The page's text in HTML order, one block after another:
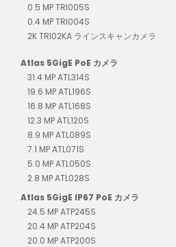
0.5 MP TRI005S
0.4 MP TRI004S
2K TRI02KA ラインスキャンカメラ
Atlas 5GigE PoE カメラ
31.4 MP ATL314S
19.6 MP ATL196S
16.8 MP ATL168S
12.3 MP ATL120S
8.9 MP ATL089S
7.1 MP ATL071S
5.0 MP ATL050S
2.8 MP ATL028S
Atlas 5GigE IP67 PoE カメラ
24.5 MP ATP245S
20.4 MP ATP204S
20.0 MP ATP200S